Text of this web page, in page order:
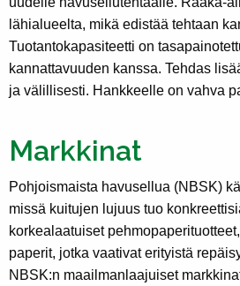
lähialueelta, mikä edistää tehtaan
Tuotantokapasiteetti on
kannattavuuden kanssa. Tehdas
ja välillisesti. Hankkeelle on vahva
Markkinat
Pohjoismaista havusellua (NBSK)
missä kuitujen lujuus tuo
korkealaatuiset
paperit, jotka vaativat erityistä
NBSK:n maailmanlaajuiset